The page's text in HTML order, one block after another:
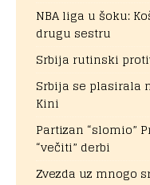
NBA liga u šoku:
drugu sestru
Srbija rutinski
Srbija se plasirala
Kini
Partizan “slomio”
“večiti” derbi
Zvezda uz mnogo